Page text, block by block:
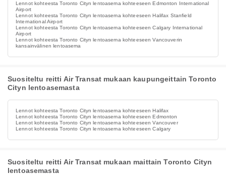
Lennot kohteesta Toronto Cityn lentoasema kohteeseen Edmonton International
Airport
Lennot kohteesta Toronto Cityn lentoasema kohteeseen Halifax Stanfield
International Airport
Lennot kohteesta Toronto Cityn lentoasema kohteeseen Calgary International
Airport
Lennot kohteesta Toronto Cityn lentoasema kohteeseen Vancouverin
kansainvälinen lentoasema
Suositeltu reitti Air Transat mukaan kaupungeittain Toronto
Cityn lentoasemasta
Lennot kohteesta Toronto Cityn lentoasema kohteeseen Halifax
Lennot kohteesta Toronto Cityn lentoasema kohteeseen Edmonton
Lennot kohteesta Toronto Cityn lentoasema kohteeseen Vancouver
Lennot kohteesta Toronto Cityn lentoasema kohteeseen Calgary
Suositeltu reitti Air Transat mukaan maittain Toronto Cityn
lentoasemasta